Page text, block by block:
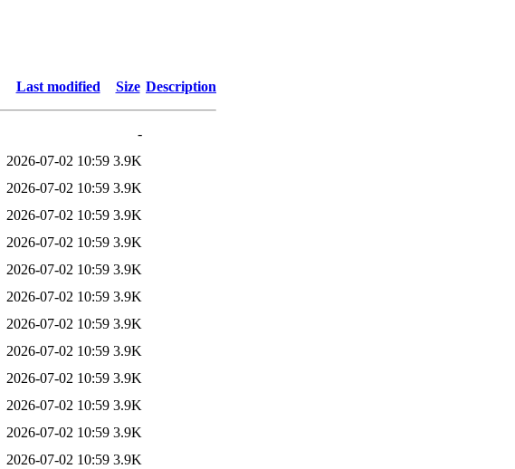
Last modified Size Description
-
2026-07-02 10:59 3.9K
2026-07-02 10:59 3.9K
2026-07-02 10:59 3.9K
2026-07-02 10:59 3.9K
2026-07-02 10:59 3.9K
2026-07-02 10:59 3.9K
2026-07-02 10:59 3.9K
2026-07-02 10:59 3.9K
2026-07-02 10:59 3.9K
2026-07-02 10:59 3.9K
2026-07-02 10:59 3.9K
2026-07-02 10:59 3.9K